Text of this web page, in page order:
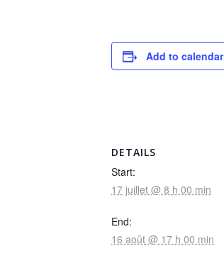
Add to calendar
DETAILS
Start:
17 juillet @ 8 h 00 min
End:
16 août @ 17 h 00 min